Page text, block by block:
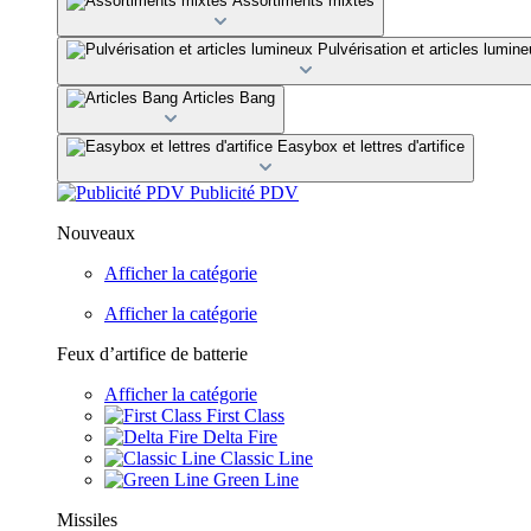
Pulvérisation et articles
Articles Bang
Easybox et lettres d'artifice
Publicité PDV
Nouveaux
Afficher la catégorie
Afficher la catégorie
Feux d’artifice de batterie
Afficher la catégorie
First Class
Delta Fire
Classic Line
Green Line
Missiles